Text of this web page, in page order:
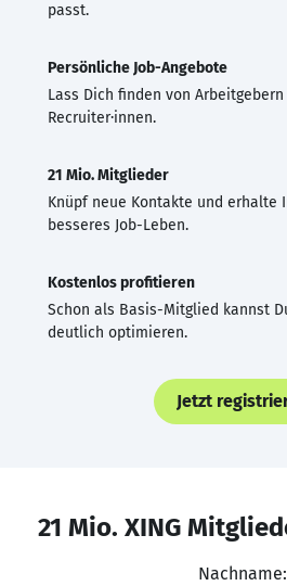
passt.
Persönliche Job-Angebote
Lass Dich finden von
Recruiter·innen.
21 Mio. Mitglieder
Knüpf neue Kontakte und erhalte
besseres Job-Leben.
Kostenlos profitieren
Schon als Basis-Mitglied kannst
deutlich optimieren.
Jetzt
21 Mio. XING
Nachname: